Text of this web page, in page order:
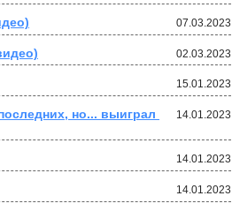
07.03.2023
02.03.2023
15.01.2023
14.01.2023
но... выиграл
14.01.2023
14.01.2023